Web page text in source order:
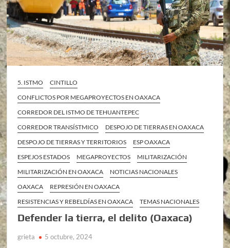
5. ISTMO
CINTILLO
CONFLICTOS POR MEGAPROYECTOS EN OAXACA
CORREDOR DEL ISTMO DE TEHUANTEPEC
CORREDOR TRANSÍSTMICO
DESPOJO DE TIERRAS EN OAXACA
DESPOJO DE TIERRAS Y TERRITORIOS
ESP OAXACA
ESPEJOS ESTADOS
MEGAPROYECTOS
MILITARIZACIÓN
MILITARIZACIÓN EN OAXACA
NOTICIAS NACIONALES
OAXACA
REPRESIÓN EN OAXACA
RESISTENCIAS Y REBELDÍAS EN OAXACA
TEMAS NACIONALES
Defender la tierra, el delito (Oaxaca)
grieta 5 octubre, 2024